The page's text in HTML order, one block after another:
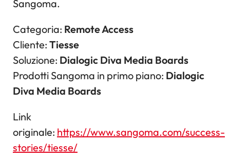
Sangoma.
Categoria: Remote Access
Cliente: Tiesse
Soluzione: Dialogic Diva Media Boards
Prodotti Sangoma in primo piano: Dialogic
Diva Media Boards
Link
originale: https://www.sangoma.com/success-
stories/tiesse/